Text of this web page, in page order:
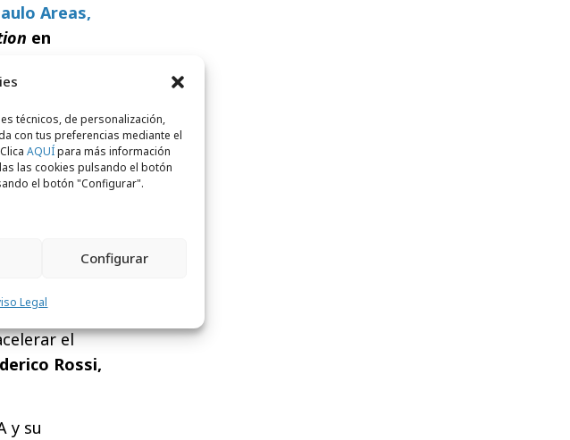
técnicos, de personalización,
con tus preferencias mediante el
AQUÍpara más información
las cookies pulsando el botón
el botón "Configurar".
Configurar
Legal
Areas,
en
y su
ideas de
y
y
el
Rossi,
y su